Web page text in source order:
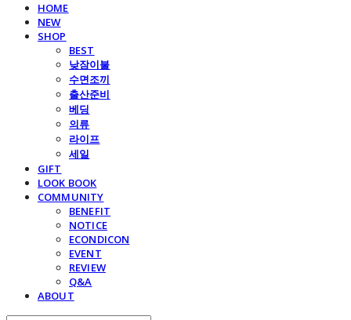
HOME
NEW
SHOP
BEST
낮잠이불
수면조끼
출산준비
베딩
의류
라이프
세일
GIFT
LOOK BOOK
COMMUNITY
BENEFIT
NOTICE
ECONDICON
EVENT
REVIEW
Q&A
ABOUT